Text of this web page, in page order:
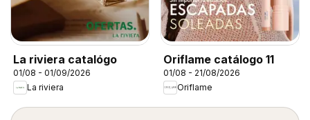
La riviera catalógo
01/08 - 01/09/2026
La riviera
Oriflame catálogo 11
01/08 - 21/08/2026
Oriflame